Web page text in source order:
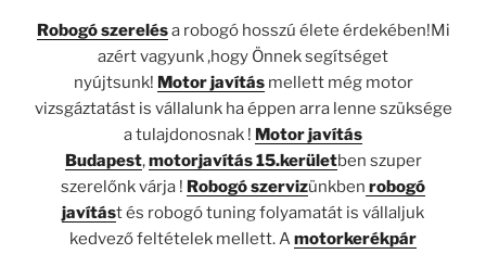
Robogó szerelésa robogó hosszú élete érdekében!Mi
azért vagyunk ,hogy Önnek segítséget
nyújtsunk! Motor javításmellett még motor
vizsgáztatást is vállalunk ha éppen arra lenne szüksége
a tulajdonosnak ! Motor javítás
Budapest,motorjavítás 15.kerületben szuper
szerelőnk várja ! Robogó szervizünkben robogó
javítást és robogó tuning folyamatát is vállaljuk
kedvező feltételek mellett. Amotorkerékpár